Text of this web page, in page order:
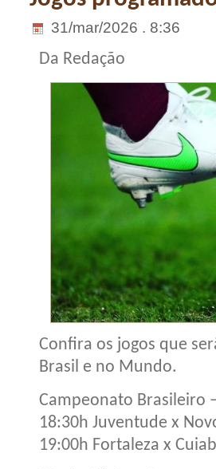
31/mar/2026 . 8:36
Da Redação
Confira os jogos que
Brasil e no Mundo.
Campeonato Brasileiro
18:30h Juventude x
19:00h Fortaleza x